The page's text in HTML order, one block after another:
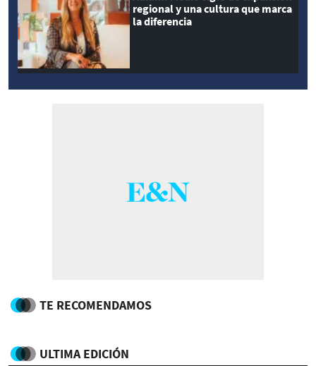
regional y una cultura que marca
la diferencia
TE RECOMENDAMOS
ULTIMA EDICIÓN